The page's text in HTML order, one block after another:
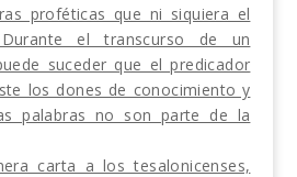
proféticas que ni siquiera el
el transcurso de un
suceder que el predicador
los dones de conocimiento y
palabras no son parte de la
carta a los tesalonicenses,